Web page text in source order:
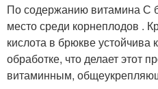
По содержанию витамина С
место среди корнеплодов .
кислота в брюкве устойчива
обработке, что делает этот
витаминным,